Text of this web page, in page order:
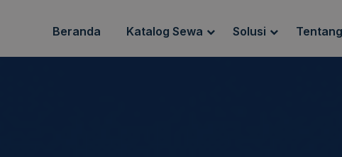
Beranda Katalog Sewa Solusi